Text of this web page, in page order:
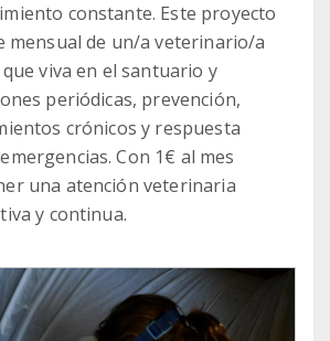
constante. Este proyecto
mensual de un/a veterinario/a
viva en el santuario y
periódicas, prevención,
crónicos y respuesta
Con 1€ al mes
una atención veterinaria
y continua.